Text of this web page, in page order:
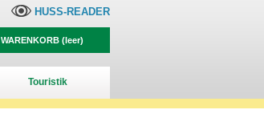
Touristik
HUSS-READER
WARENKORB(leer)